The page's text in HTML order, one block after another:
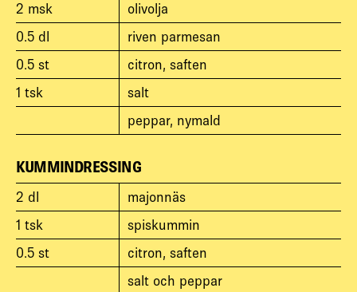
2 msk
olivolja
0.5 dl
riven parmesan
0.5 st
citron, saften
1 tsk
salt
peppar, nymald
KUMMINDRESSING
2 dl
majonnäs
1 tsk
spiskummin
0.5 st
citron, saften
salt och peppar